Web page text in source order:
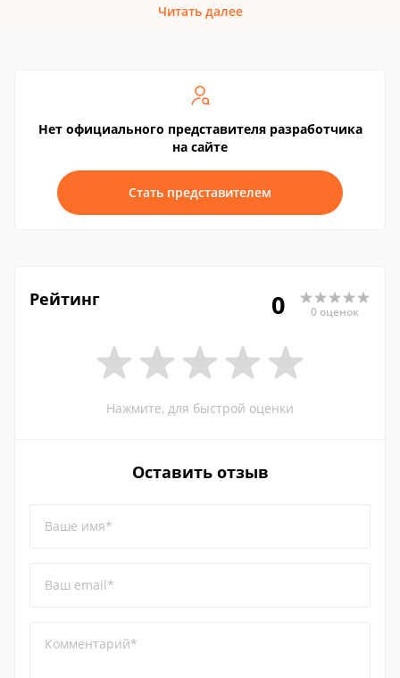
Читать далее
Нет официального представителя разработчика
на сайте
Стать представителем
Рейтинг 0 0 оценок
Нажмите, для быстрой оценки
Оставить отзыв
Ваше имя*
Ваш email*
Комментарий*